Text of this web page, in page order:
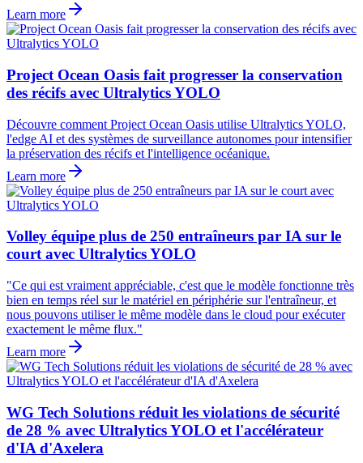
Learn more
Project Ocean Oasis fait progresser la conservation
des récifs avec Ultralytics YOLO
Découvre comment Project Ocean Oasis utilise Ultralytics YOLO,
l'edge AI et des systèmes de surveillance autonomes pour intensifier
la préservation des récifs et l'intelligence océanique.
Learn more
Volley équipe plus de 250 entraîneurs par IA sur le
court avec Ultralytics YOLO
"Ce qui est vraiment appréciable, c'est que le modèle fonctionne très
bien en temps réel sur le matériel en périphérie sur l'entraîneur, et
nous pouvons utiliser le même modèle dans le cloud pour exécuter
exactement le même flux."
Learn more
WG Tech Solutions réduit les violations de sécurité
de 28 % avec Ultralytics YOLO et l'accélérateur
d'IA d'Axelera